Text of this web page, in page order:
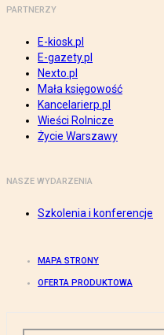
PARTNERZY
E-kiosk.pl
E-gazety.pl
Nexto.pl
Mała księgowość
Kancelarierp.pl
Wieści Rolnicze
Życie Warszawy
NASZE WYDARZENIA
Szkolenia i konferencje
MAPA STRONY
OFERTA PRODUKTOWA